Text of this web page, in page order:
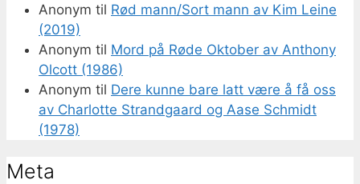
Anonym til Rød mann/Sort mann av Kim Leine
(2019)
Anonym til Mord på Røde Oktober av Anthony
Olcott (1986)
Anonym til Dere kunne bare latt være å få oss
av Charlotte Strandgaard og Aase Schmidt
(1978)
Meta